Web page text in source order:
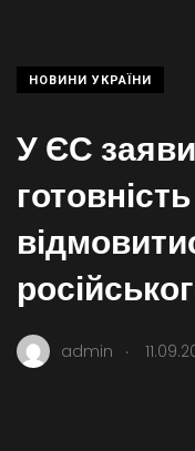
НОВИНИ УКРАЇНИ
У ЄС
admin .